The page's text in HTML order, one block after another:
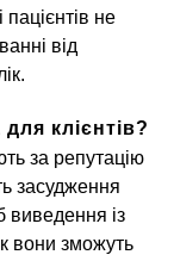
пацієнтів не
від
клієнтів?
за репутацію
засудження
із
вони зможуть